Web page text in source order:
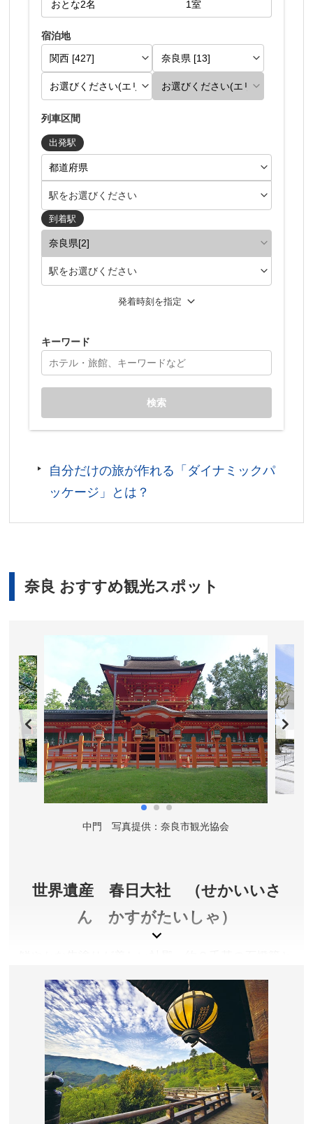
宿泊地
列車区間
出発駅
駅をお選びください
到着駅
駅をお選びください
発着時刻を指定
キーワード
検索
自分だけの旅が作れる「ダイナミックパ
ッケージ」とは？
奈良 おすすめ観光スポット
中門 写真提供：奈良市観光協会
世界遺産 春日大社 （せかいいさ
ん かすがたいしゃ）
国宝殿や萬葉植物園などが広大な境内にあります。
奈良県奈良市
拝観料／詳しくは公式サイトをご確認ください。
開門時間／詳しくは公式サイトをご確認ください。
アクセス／JR奈良駅・近鉄奈良駅より奈良交通バス(春
日大社本殿行)で「春日大社本殿」バス停下車すぐ。ま
たは市内循環・外回り循環バスで「春日大社表参道」バ